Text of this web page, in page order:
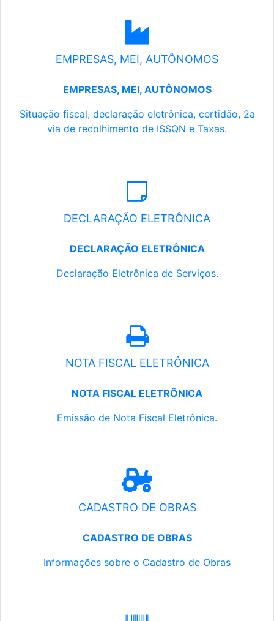
EMPRESAS, MEI, AUTÔNOMOS
EMPRESAS, MEI, AUTÔNOMOS
Situação fiscal, declaração eletrônica, certidão, 2a
via de recolhimento de ISSQN e Taxas.
DECLARAÇÃO ELETRÔNICA
DECLARAÇÃO ELETRÔNICA
Declaração Eletrônica de Serviços.
NOTA FISCAL ELETRÔNICA
NOTA FISCAL ELETRÔNICA
Emissão de Nota Fiscal Eletrônica.
CADASTRO DE OBRAS
CADASTRO DE OBRAS
Informações sobre o Cadastro de Obras